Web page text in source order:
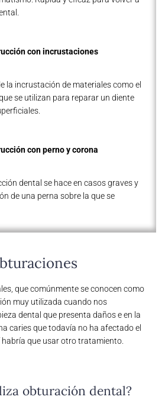
con incrustaciones
la incrustación de materiales como el
se utilizan para reparar un diente
con perno y corona
dental se hace en casos graves y
de una perna sobre la que se
que comúnmente se conocen como
muy utilizada cuando nos
dental que presenta daños e en la
caries que todavía no ha afectado el
habría que usar otro tratamiento.
obturación dental?